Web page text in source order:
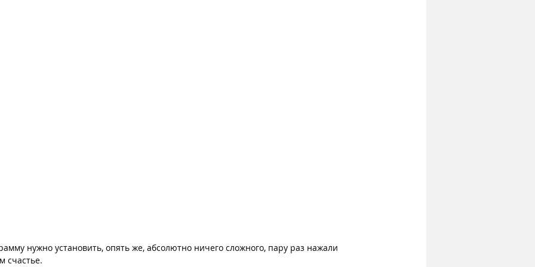
нужно установить, опять же, абсолютно ничего сложного, пару раз нажали
счастье.